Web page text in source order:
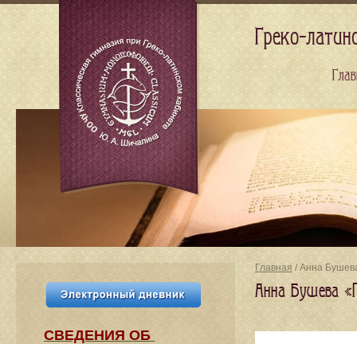
Главная / Анна
Анна Бушева
СВЕДЕНИЯ​ ОБ
Греко-